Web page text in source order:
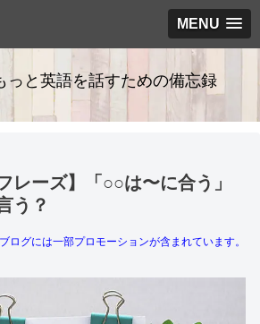
MENU
っと英語を話すための備忘録
レーズ】「○○は〜に合う」
う？
ログには一部プロモーションが含まれています。